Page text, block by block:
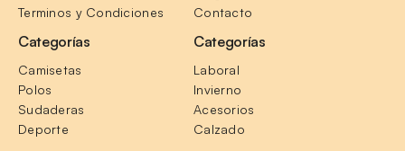
Terminos y Condiciones
Contacto
Categorías
Camisetas
Polos
Sudaderas
Deporte
Categorías
Laboral
Invierno
Acesorios
Calzado